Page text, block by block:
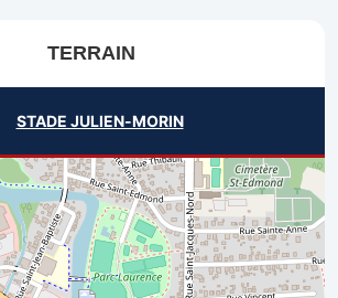
TERRAIN
STADE JULIEN-MORIN